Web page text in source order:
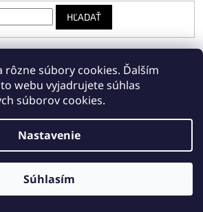
rôzne súbory cookies. Ďalším
webu vyjadrujete súhlas
súborov cookies.
Nastavenie
Súhlasím
HĽADAŤ
na servis Napíšte nám
Vytvoril Shoptet
Rivia Bike. Všetky práva vyhradené.